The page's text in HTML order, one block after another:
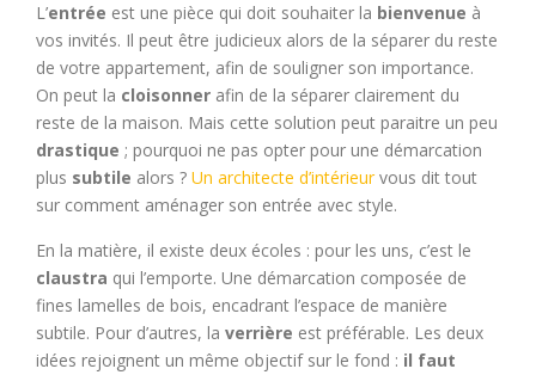
L’entrée est une pièce qui doit souhaiter la bienvenue à
vos invités. Il peut être judicieux alors de la séparer du reste
de votre appartement, afin de souligner son importance.
On peut la cloisonner afin de la séparer clairement du
reste de la maison. Mais cette solution peut paraitre un peu
drastique ; pourquoi ne pas opter pour une démarcation
plus subtile alors ? Un architecte d’intérieurvous dit tout
sur comment aménager son entrée avec style.
En la matière, il existe deux écoles : pour les uns, c’est le
claustra qui l’emporte. Une démarcation composée de
fines lamelles de bois, encadrant l’espace de manière
subtile. Pour d’autres, la verrière est préférable. Les deux
idées rejoignent un même objectif sur le fond : il faut